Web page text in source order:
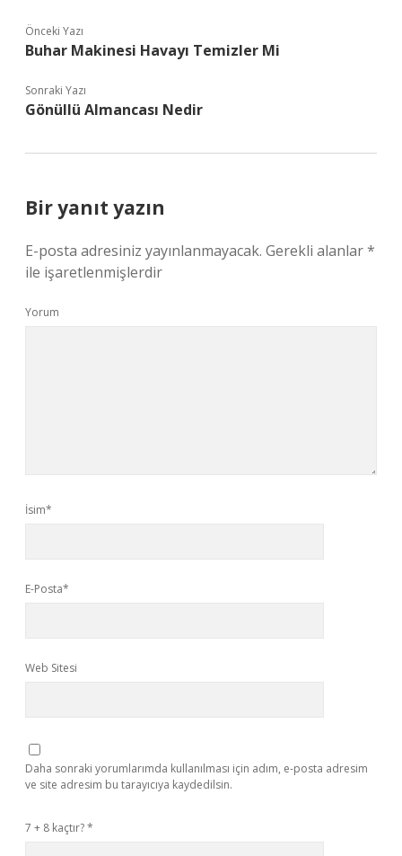
Önceki Yazı
Buhar Makinesi Havayı Temizler Mi
Sonraki Yazı
Gönüllü Almancası Nedir
Bir yanıt yazın
E-posta adresiniz yayınlanmayacak. Gerekli alanlar*
ile işaretlenmişlerdir
Yorum
İsim*
E-Posta*
Web Sitesi
Daha sonraki yorumlarımda kullanılması için adım, e-posta adresim
ve site adresim bu tarayıcıya kaydedilsin.
7 + 8 kaçtır?*